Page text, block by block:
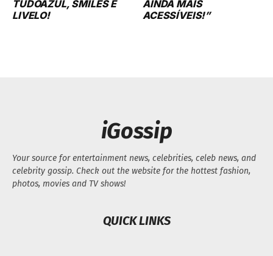
Your source for entertainment news, celebrities, celeb news, and
photos, movies and TV shows!